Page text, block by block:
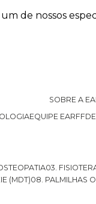
de nossos
SOBRE A
EQUIPE EARFF
03.
(MDT)
08. PALMILHAS